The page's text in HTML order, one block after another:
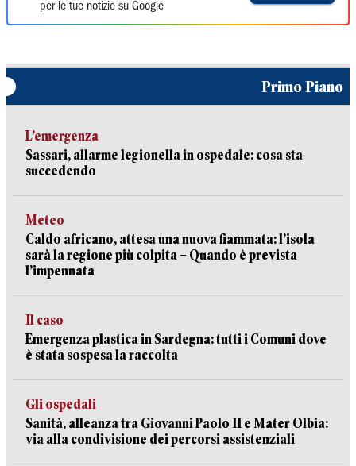
per le tue notizie su Google
Primo Piano
L’emergenza
Sassari, allarme legionella in ospedale: cosa sta
succedendo
Meteo
Caldo africano, attesa una nuova fiammata: l’isola
sarà la regione più colpita – Quando è prevista
l’impennata
Il caso
Emergenza plastica in Sardegna: tutti i Comuni dove
è stata sospesa la raccolta
Gli ospedali
Sanità, alleanza tra Giovanni Paolo II e Mater Olbia:
via alla condivisione dei percorsi assistenziali